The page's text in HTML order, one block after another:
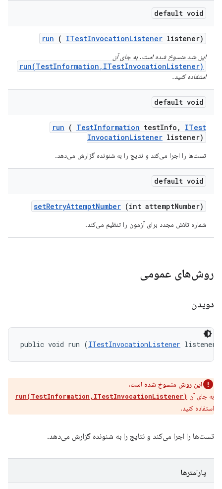
default void
run ( ITestInvocationListener listener)
این متد منسوخ شده است. به جای آن
run(TestInformation,ITestInvocationListener)
استفاده کنید.
default void
run ( TestInformation testInfo ,
ITest
InvocationListener listener)
تست‌ها را اجرا می‌کند و نتایج را به شنونده گزارش می‌دهد.
default void
setRetryAttemptNumber (int attemptNumber)
شماره تلاش مجدد برای آزمون را تنظیم می‌کند.
روش‌های عمومی
دویدن
public void run (ITestInvocationListener listener)
این روش منسوخ شده است.
به جای آن run(TestInformation,ITestInvocationListener)
استفاده کنید.
تست‌ها را اجرا می‌کند و نتایج را به شنونده گزارش می‌دهد.
پارامترها